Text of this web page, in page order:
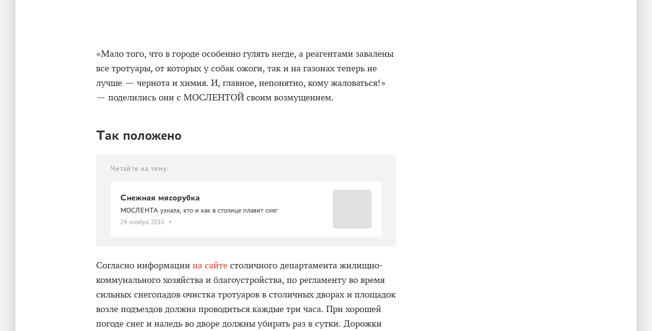
«Мало того, что в городе особенно гулять негде, а реагентами завалены
все тротуары, от которых у собак ожоги, так и на газонах теперь не
лучше — чернота и химия. И, главное, непонятно, кому жаловаться!»
— поделились они с МОСЛЕНТОЙ своим возмущением.
Так положено
Читайте на тему:
Снежная мясорубка
МОСЛЕНТА узнала, кто и как в столице плавит снег
24 ноября 2016
Согласно информации на сайте столичного департамента жилищно-
коммунального хозяйства и благоустройства, по регламенту во время
сильных снегопадов очистка тротуаров в столичных дворах и площадок
возле подъездов должна проводиться каждые три часа. При хорошей
погоде снег и наледь во дворе должны убирать раз в сутки. Дорожки